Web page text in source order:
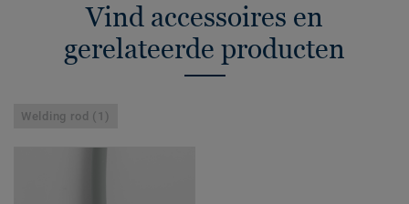
Vind accessoires en
gerelateerde producten
Welding rod (1)